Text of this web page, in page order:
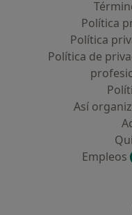
Política
Política
Política de
Así
Empleos